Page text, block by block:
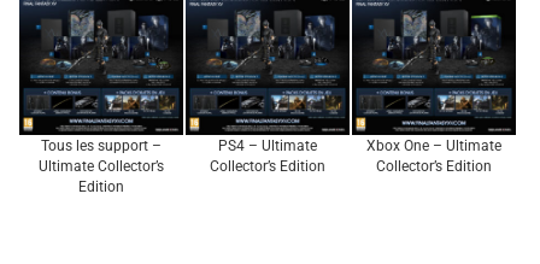
Tous les support –
Ultimate Collector’s
Edition
PS4 – Ultimate
Collector’s Edition
Xbox One – Ultimate
Collector’s Edition